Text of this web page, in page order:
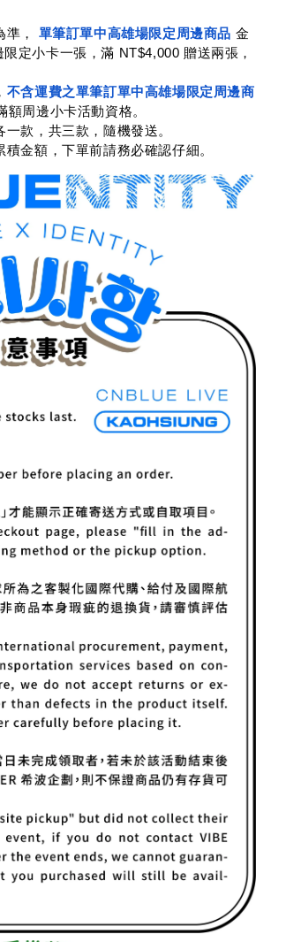
準， 單筆訂單中高雄場限定周邊商品 金
定小卡一張，滿 NT$4,000 贈送兩張，
不含運費之單筆訂單中高雄場限定周邊商
周邊小卡活動資格。
款，共三款，隨機發送。
金額，下單前請務必確認仔細。